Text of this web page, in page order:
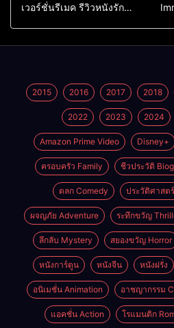
เวอร์ชั่นรีเมค รีวิวหนังรัก
2015 2016 2017 2018
2022 2023 2024
Amazon Prime Video Disney+
ครอบครัว Family ชีวประวัติ
ตลก Comedy ประวัติศาสต
ผจญภัย Adventure ระทึกขวัญ
ลึกลับ Mystery สยองขวัญ Horror
หนังการ์ตูน หนังจีน หนังฝรั่ง
อนิเมชั่น Animation อาชญากรรม
แอคชั่น Action โรแมนติก